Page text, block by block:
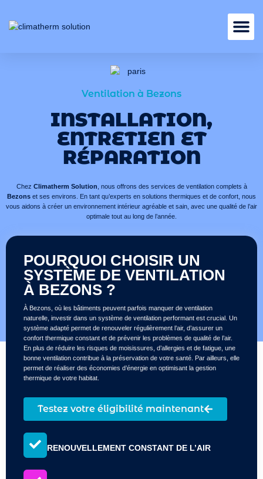
Ventilation à Bezons
INSTALLATION,
ENTRETIEN ET
RÉPARATION
Chez Climatherm Solution , nous offrons des services de ventilation complets à
Bezons et ses environs. En tant qu’experts en solutions thermiques et de confort, nous
vous aidons à créer un environnement intérieur agréable et sain, avec une qualité de l’air
optimale tout au long de l’année.
POURQUOI CHOISIR UN
SYSTÈME DE VENTILATION
À BEZONS ?
À Bezons, où les bâtiments peuvent parfois manquer de ventilation
naturelle, investir dans un système de ventilation performant est crucial. Un
système adapté permet de renouveler régulièrement l’air, d’assurer un
confort thermique constant et de prévenir les problèmes de qualité de l’air.
En plus de réduire les risques de moisissures, d’allergies et de fatigue, une
bonne ventilation contribue à la préservation de votre santé. Par ailleurs, elle
permet de réaliser des économies d’énergie en optimisant la gestion
thermique de votre habitat.
Testez votre éligibilité maintenant
RENOUVELLEMENT CONSTANT DE L’AIR